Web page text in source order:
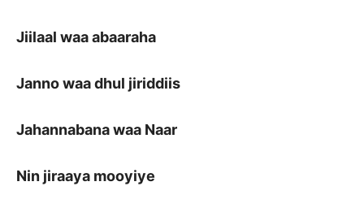
Jiilaal waa abaaraha
Janno waa dhul jiriddiis
Jahannabana waa Naar
Nin jiraaya mooyiye